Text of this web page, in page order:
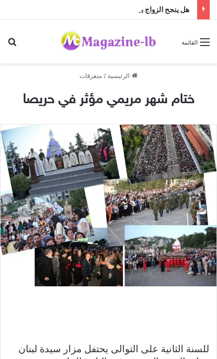
القائمة
الرئيسية / متفرقات
ختام شهر مريمي مؤثر في حريصا
للسنة الثانية على التوالى يحتفل مزار سيدة لبنان